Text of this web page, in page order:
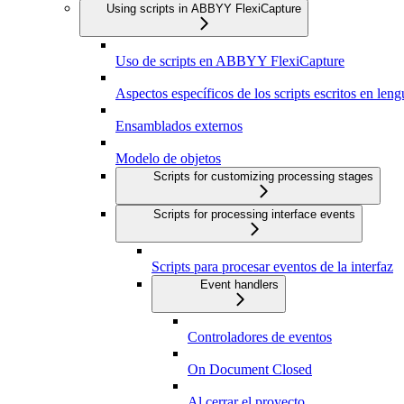
Using scripts in ABBYY FlexiCapture
Uso de scripts en ABBYY FlexiCapture
Aspectos específicos de los scripts escritos en
Ensamblados externos
Modelo de objetos
Scripts for customizing processing stages
Scripts for processing interface events
Scripts para procesar eventos de la interfaz
Event handlers
Controladores de eventos
On Document Closed